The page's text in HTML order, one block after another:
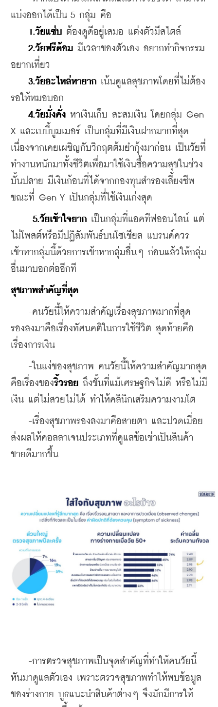
แบ่งออกได้เป็น 5 กลุ่ม คือ
1.วัยแซ่บ ต้องดูดีอยู่เสมอ แต่งตัวมีสไตล์
2.วัยฟรีด้อม มีเวลาของตัวเอง อยากทำกิจกรรม
อยากเที่ยว
3.วัยอะไหล่หายาก เน้นดูแลสุขภาพโดยที่ไม่ต้อง
รอให้หมอบอก
4.วัยมั่งคั่ง หาเงินเก็บ สะสมเงิน โดยกลุ่ม Gen
X และเบบี้บูมเมอร์ เป็นกลุ่มที่มีเงินฝากมากที่สุด
เนื่องจากเคยเผชิญกับวิกฤตต้มยำกุ้งมาก่อน เป็นวัยที่
ทำงานหนักมาทั้งชีวิตเพื่อมาใช้เงินซื้อความสุขในช่วง
บั้นปลาย มีเงินก้อนที่ได้จากกองทุนสำรองเลี้ยงชีพ
ขณะที่ Gen Y เป็นกลุ่มที่ใช้เงินเก่งสุด
5.วัยเข้าใจยาก เป็นกลุ่มที่แอคทีฟออนไลน์ แต่
ไม่โพสต์หรือมีปฏิสัมพันธ์บนโซเชียล แบรนด์ควร
เข้าหากลุ่มนี้ด้วยการเข้าหากลุ่มอื่นๆ ก่อนแล้วให้กลุ่ม
อื่นมาบอกต่ออีกที
สุขภาพสำคัญที่สุด
-คนวัยนี้ให้ความสำคัญเรื่องสุขภาพมากที่สุด
รองลงมาคือเรื่องทัศนคติในการใช้ชีวิต สุดท้ายคือ
เรื่องการเงิน
-ในแง่ของสุขภาพ คนวัยนี้ให้ความสำคัญมากสุด
คือเรื่องของริ้วรอย ถึงขั้นที่แม้เศรษฐกิจไม่ดี หรือไม่มี
เงิน แต่ไม่สวยไม่ได้ ทำให้คลินิกเสริมความงามโต
-เรื่องสุขภาพรองลงมาคือสายตา และปวดเมื่อย
ส่งผลให้คอลลาเจนประเภทที่ดูแลข้อเข่าเป็นสินค้า
ขายดีมากขึ้น
-การตรวจสุขภาพเป็นจุดสำคัญที่ทำให้คนวัยนี้
หันมาดูแลตัวเอง เพราะตรวจสุขภาพทำให้พบข้อมูล
ของร่างกาย บูธแนะนำสินค้าต่างๆ จึงมักมีการให้